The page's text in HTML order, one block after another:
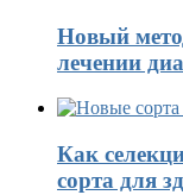
Новый
лечении
Как
сорта для